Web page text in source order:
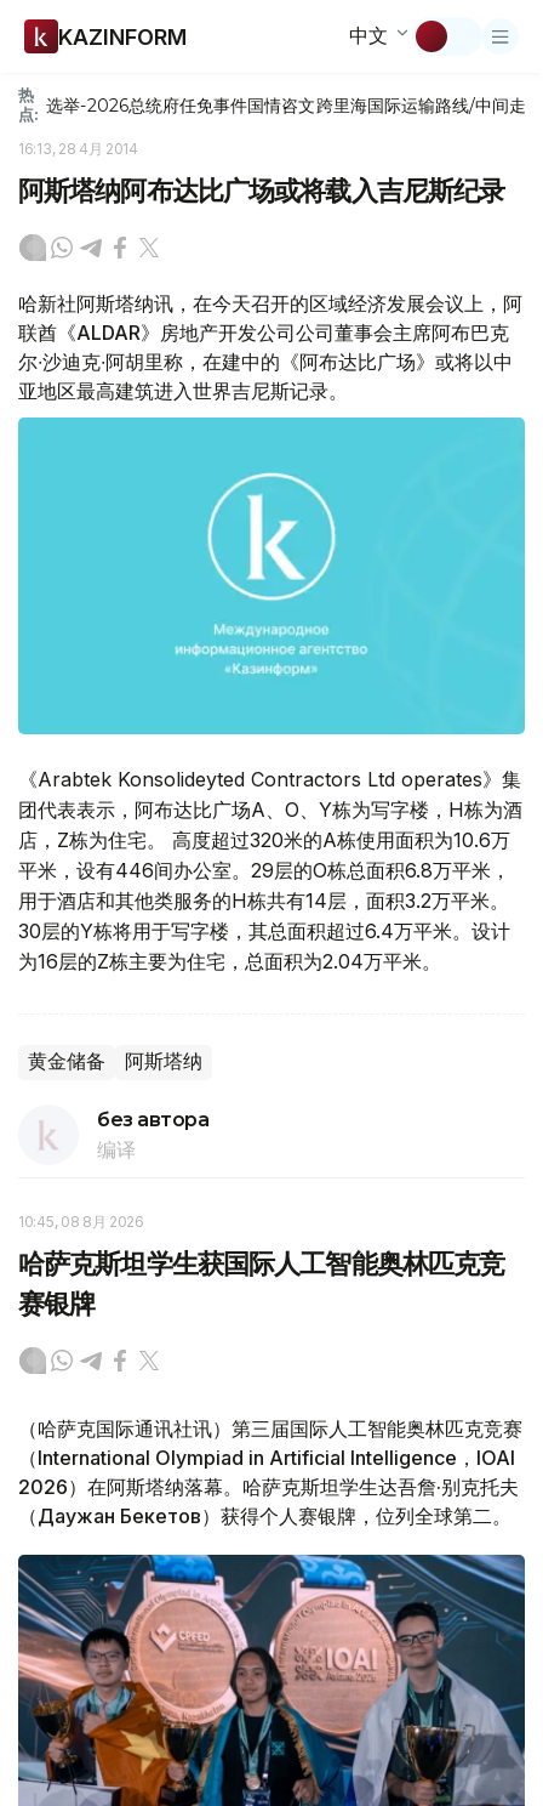
KAZINFORM 中文
热
点: 选举-2026总统府任免事件国情咨文跨里海国际运输路线/中间走廊
16:13, 28 4月 2014
阿斯塔纳阿布达比广场或将载入吉尼斯纪录
哈新社阿斯塔纳讯，在今天召开的区域经济发展会议上，阿
联酋《ALDAR》房地产开发公司公司董事会主席阿布巴克
尔∙沙迪克∙阿胡里称，在建中的《阿布达比广场》或将以中
亚地区最高建筑进入世界吉尼斯记录。
《Arabtek Konsolideyted Contractors Ltd operates》集
团代表表示，阿布达比广场A、O、Y栋为写字楼，H栋为酒
店，Z栋为住宅。 高度超过320米的A栋使用面积为10.6万
平米，设有446间办公室。29层的O栋总面积6.8万平米，
用于酒店和其他类服务的H栋共有14层，面积3.2万平米。
30层的Y栋将用于写字楼，其总面积超过6.4万平米。设计
为16层的Z栋主要为住宅，总面积为2.04万平米。
黄金储备 阿斯塔纳
без автора
编译
10:45, 08 8月 2026
哈萨克斯坦学生获国际人工智能奥林匹克竞
赛银牌
（哈萨克国际通讯社讯）第三届国际人工智能奥林匹克竞赛
（International Olympiad in Artificial Intelligence，IOAI
2026）在阿斯塔纳落幕。哈萨克斯坦学生达吾詹·别克托夫
（Даужан Бекетов）获得个人赛银牌，位列全球第二。